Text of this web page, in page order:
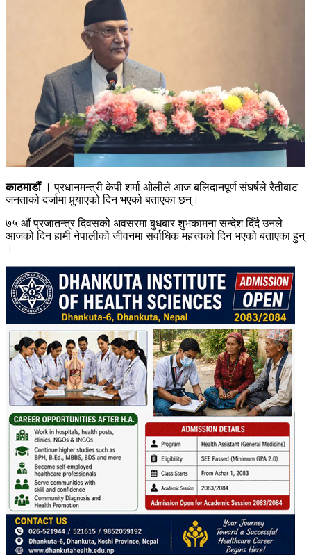
काठमाडौं । प्रधानमन्त्री केपी शर्मा ओलीले आज बलिदानपूर्ण संघर्षले रैतीबाट
जनताको दर्जामा पुर्‍याएको दिन भएको बताएका छन्।
७५ औं प्रजातन्त्र दिवसको अवसरमा बुधबार शुभकामना सन्देश दिँदै उनले
आजको दिन हामी नेपालीको जीवनमा सर्वाधिक महत्त्वको दिन भएको बताएका हुन्
।